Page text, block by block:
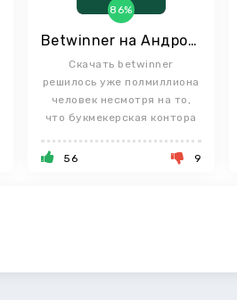
Betwinner на Андроид
86%
Скачать betwinner
решилось уже полмиллиона
человек несмотря на то,
что букмекерская контора
56 9